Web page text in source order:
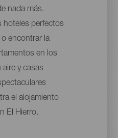
nada más.
hoteles perfectos
o encontrar la
en los
y casas
el alojamiento
El Hierro.